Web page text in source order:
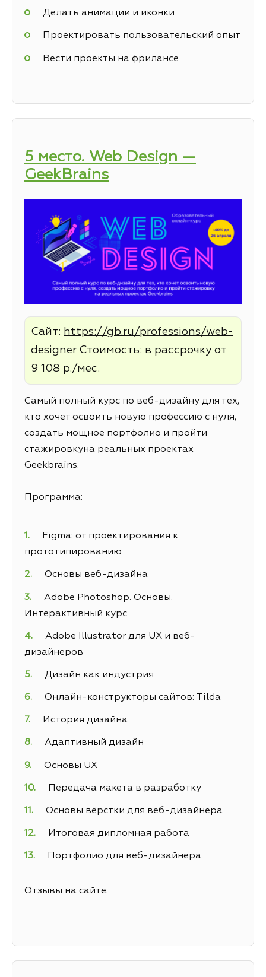
Делать анимации и иконки
Проектировать пользовательский опыт
Вести проекты на фрилансе
5 место. Web Design —
GeekBrains
Сайт: https://gb.ru/professions/web-
designer Стоимость: в рассрочку от
9 108 р./мес.
Самый полный курс по веб-дизайну для тех,
кто хочет освоить новую профессию с нуля,
создать мощное портфолио и пройти
стажировкуна реальных проектах
Geekbrains.
Программа:
Figma: от проектирования к
прототипированию
Основы веб-дизайна
Adobe Photoshop. Основы.
Интерактивный курс
Adobe Illustrator для UX и веб-
дизайнеров
Дизайн как индустрия
Онлайн-конструкторы сайтов: Tilda
История дизайна
Адаптивный дизайн
Основы UX
Передача макета в разработку
Основы вёрстки для веб-дизайнера
Итоговая дипломная работа
Портфолио для веб-дизайнера
Отзывы на сайте.